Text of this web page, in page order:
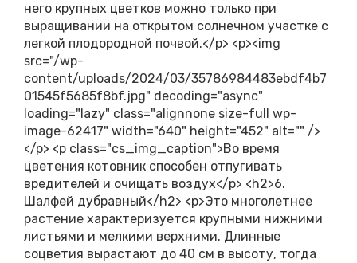
него крупных цветков можно только при
выращивании на открытом солнечном участке с
легкой плодородной почвой.</p> <p><img
src="/wp-
content/uploads/2024/03/35786984483ebdf4b7
01545f5685f8bf.jpg" decoding="async"
loading="lazy" class="alignnone size-full wp-
image-62417" width="640" height="452" alt="" />
</p> <p class="cs_img_caption">Во время
цветения котовник способен отпугивать
вредителей и очищать воздух</p> <h2>6.
Шалфей дубравный</h2> <p>Это многолетнее
растение характеризуется крупными нижними
листьями и мелкими верхними. Длинные
соцветия вырастают до 40 см в высоту, тогда